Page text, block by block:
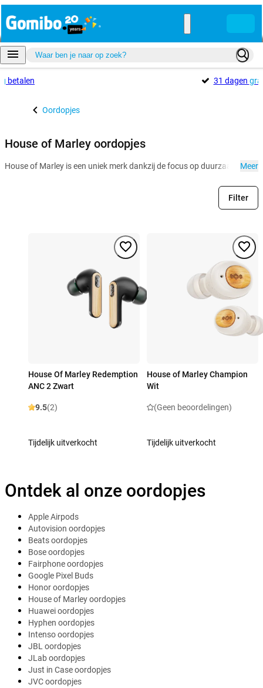
betalen 31 dagen
Oordopjes
House of Marley oordopjes
House of Marley is een uniek merk dankzij de focus op Meer
Filter
House Of Marley Redemption
ANC 2 Zwart
9.5(2)
Tijdelijk uitverkocht
House of Marley Champion
Wit
(Geen beoordelingen)
Tijdelijk uitverkocht
Ontdek al onze oordopjes
Apple Airpods
Autovision oordopjes
Beats oordopjes
Bose oordopjes
Fairphone oordopjes
Google Pixel Buds
Honor oordopjes
House of Marley oordopjes
Huawei oordopjes
Hyphen oordopjes
Intenso oordopjes
JBL oordopjes
JLab oordopjes
Just in Case oordopjes
JVC oordopjes